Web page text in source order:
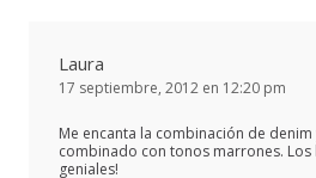
Laura
17 septiembre, 2012 en 12:20 pm
Me encanta la combinación de
combinado con tonos marrones.
geniales!